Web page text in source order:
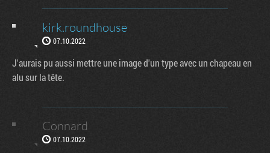
kirk.roundhouse
07.10.2022
J'aurais pu aussi mettre une image d'un type avec un chapeau en
alu sur la tête.
Connard
07.10.2022